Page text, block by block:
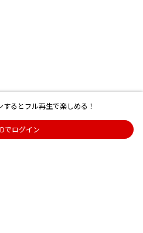
するとフル再生で楽しめる！
でログイン